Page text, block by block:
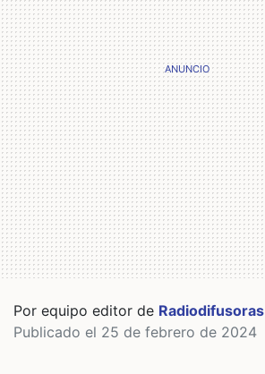
Por equipo editor de Radiodifusoras
Publicado el 25 de febrero de 2024